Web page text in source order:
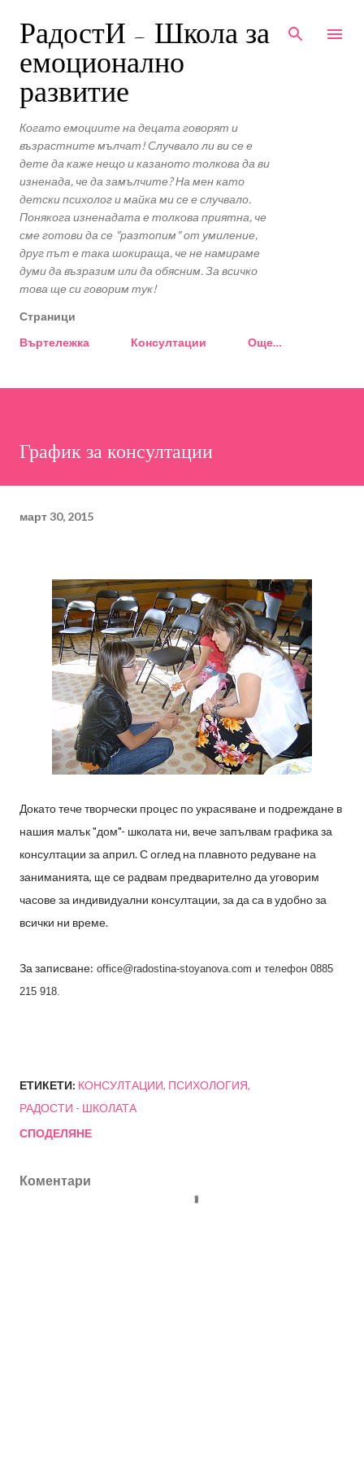
РадостИ - Школа за
емоционално
развитие
Когато емоциите на децата говорят и
възрастните мълчат! Случвало ли ви се е
дете да каже нещо и казаното толкова да ви
изненада, че да замълчите? На мен като
детски психолог и майка ми се е случвало.
Понякога изненадата е толкова приятна, че
сме готови да се "разтопим" от умиление,
друг път е така шокираща, че не намираме
думи да възразим или да обясним. За всичко
това ще си говорим тук!
Страници
Въртележка
Консултации Още…
График за консултации
март 30, 2015
Докато тече творчески процес по украсяване и подреждане в
нашия малък "дом"- школата ни, вече запълвам графика за
консултации за април. С оглед на плавното редуване на
заниманията, ще се радвам предварително да уговорим
часове за индивидуални консултации, за да са в удобно за
всички ни време.
За записване: office@radostina-stoyanova.com и телефон 0885
215 918.
ЕТИКЕТИ: КОНСУЛТАЦИИ ПСИХОЛОГИЯ
РАДОСТИ - ШКОЛАТА
СПОДЕЛЯНЕ
Коментари